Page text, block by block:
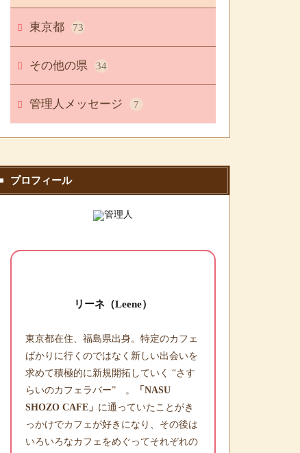
東京都 73
その他の県 34
管理人メッセージ 7
プロフィール
リーネ（Leene）
東京都在住、福島県出身。特定のカフェ
ばかりに行くのではなく新しい出会いを
求めて積極的に新規開拓していく “さす
らいのカフェラバー” 。
「NASU
SHOZO CAFE」 に通っていたことがき
っかけでカフェが好きになり、その後は
いろいろなカフェをめぐってそれぞれの